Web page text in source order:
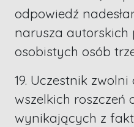
odpowiedź
narusza
osobistych osób
19. Uczestnik
wszelkich roszczeń
wynikających z